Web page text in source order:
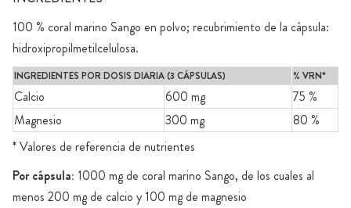
100 % coral marino Sango en polvo; recubrimiento de la cápsula:
hidroxipropilmetilcelulosa.
INGREDIENTES POR DOSIS DIARIA (3 CÁPSULAS) % VRN*
Calcio 600 mg
75 %
Magnesio
300 mg
80 %
* Valores de referencia de nutrientes
Por cápsula: 1000 mg de coral marino Sango, de los cuales al
menos 200 mg de calcio y 100 mg de magnesio